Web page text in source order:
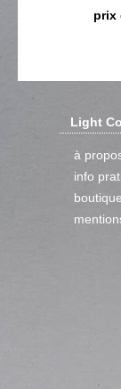
prix
Light
à
info
boutique